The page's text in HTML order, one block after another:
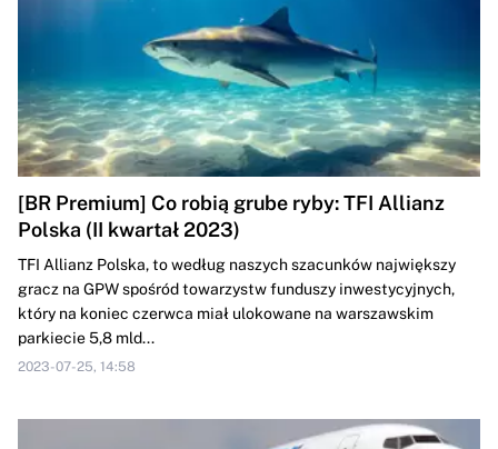
[BR Premium] Co robią grube ryby: TFI Allianz
Polska (II kwartał 2023)
TFI Allianz Polska, to według naszych szacunków największy
gracz na GPW spośród towarzystw funduszy inwestycyjnych,
który na koniec czerwca miał ulokowane na warszawskim
parkiecie 5,8 mld...
2023-07-25, 14:58